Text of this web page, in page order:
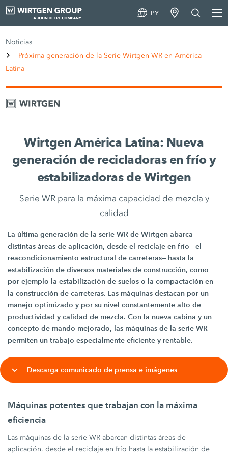
PY
Noticias
Próxima generación de la Serie Wirtgen WR en América
Latina
Wirtgen América Latina: Nueva
generación de recicladoras en frío y
estabilizadoras de Wirtgen
Serie WR para la máxima capacidad de mezcla y
calidad
La última generación de la serie WR de Wirtgen abarca
distintas áreas de aplicación, desde el reciclaje en frío —el
reacondicionamiento estructural de carreteras— hasta la
estabilización de diversos materiales de construcción, como
por ejemplo la estabilización de suelos o la compactación en
la construcción de carreteras. Las máquinas destacan por un
manejo optimizado y por su nivel constantemente alto de
productividad y calidad de mezcla. Con la nueva cabina y un
concepto de mando mejorado, las máquinas de la serie WR
permiten un trabajo especialmente eficiente y rentable.
Descarga comunicado de prensa e imágenes
Máquinas potentes que trabajan con la máxima
eficiencia
Las máquinas de la serie WR abarcan distintas áreas de
aplicación, desde el reciclaje en frío hasta la estabilización de